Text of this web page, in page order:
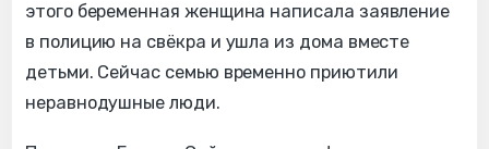
этого беременная женщина написала заявление
в полицию на свёкра и ушла из дома вместе
детьми. Сейчас семью временно приютили
неравнодушные люди.